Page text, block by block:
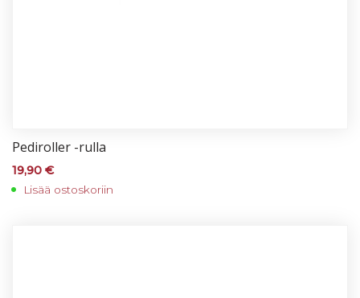
Pe­di­rol­ler -rul­la
19,90 €
Lisää ostoskoriin